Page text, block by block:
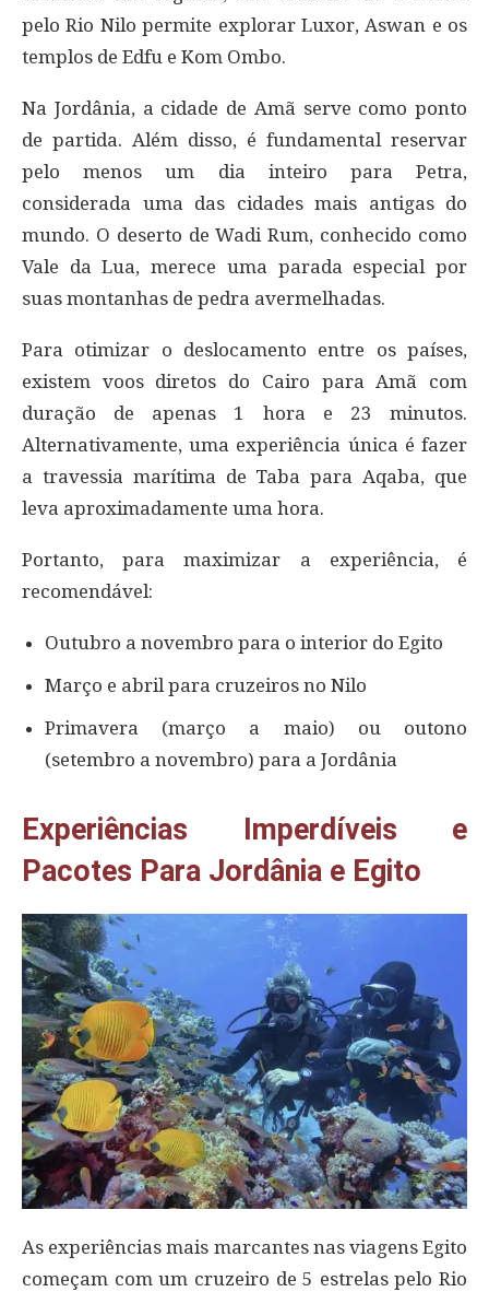
pelo Rio Nilo permite explorar Luxor, Aswan e os
templos de Edfu e Kom Ombo.
Na Jordânia, a cidade de Amã serve como ponto
de partida. Além disso, é fundamental reservar
pelo menos um dia inteiro para Petra,
considerada uma das cidades mais antigas do
mundo. O deserto de Wadi Rum, conhecido como
Vale da Lua, merece uma parada especial por
suas montanhas de pedra avermelhadas.
Para otimizar o deslocamento entre os países,
existem voos diretos do Cairo para Amã com
duração de apenas 1 hora e 23 minutos.
Alternativamente, uma experiência única é fazer
a travessia marítima de Taba para Aqaba, que
leva aproximadamente uma hora.
Portanto, para maximizar a experiência, é
recomendável:
Outubro a novembro para o interior do Egito
Março e abril para cruzeiros no Nilo
Primavera (março a maio) ou outono
(setembro a novembro) para a Jordânia
Experiências Imperdíveis e
Pacotes Para Jordânia e Egito
As experiências mais marcantes nas viagens Egito
começam com um cruzeiro de 5 estrelas pelo Rio